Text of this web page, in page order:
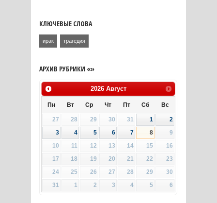
КЛЮЧЕВЫЕ СЛОВА
ирак трагедия
АРХИВ РУБРИКИ «»
2026 Август
Пн Вт Ср Чт Пт Сб Вс
27 28 29 30 31 1
2
3
4 5 6 7 8
9
10
11 12 13 14 15
16
17
18 19 20 21 22
23
24
25 26 27 28 29
30
31
1 2 3 4 5 6